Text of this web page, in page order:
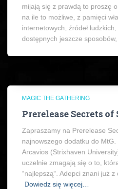
mijają się z prawdą to proszę
na ile to możliwe, z pamięci
internetowych, źródeł
dostępnych jeszcze sposobów,
MAGIC THE GATHERING
Prerelease Secrets
Zapraszamy na Prerelease
najnowszego dodatku do
Arcavios (Strixhaven
uczelnie zmagają się o to,
“najlepszą“. Adepci znani już
Dowiedz się więcej…